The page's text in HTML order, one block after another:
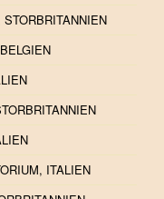
STORBRITANNIEN
ITALIEN